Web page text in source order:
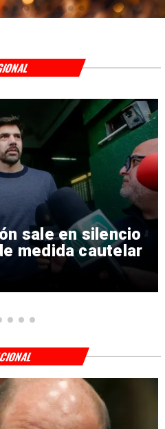
sale en silencio
medida cautelar